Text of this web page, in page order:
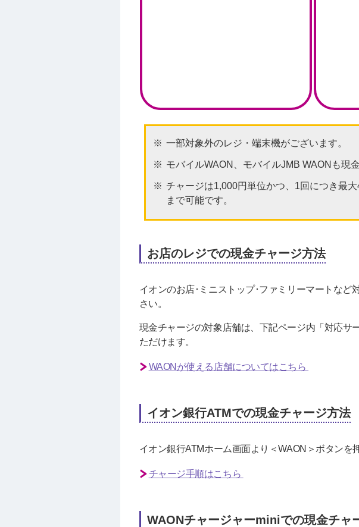
一部対象外のレジ・端末機がございます。
モバイルWAON、モバイルJMB WAONも現
チャージは1,000円単位かつ、1回につき最
まで可能です。
お店のレジでの現金チャージ方法
イオンのお店･ミニストップ･ファミリーマートな
さい。
現金チャージの対象店舗は、下記ページ内「対応サ
ただけます。
WAONが使える店舗についてはこちら
イオン銀行ATMでの現金チャージ方法
イオン銀行ATMホーム画面より＜WAON＞ボタンを
チャージ手順はこちら
WAONチャージャーminiでの現金チャ